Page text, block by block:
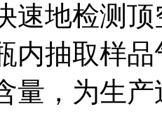
速地检测
内抽取样
量，为生